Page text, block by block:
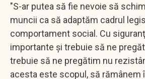
"S-ar putea să fie nevoie să
muncii ca să adaptăm cadrul
comportament social. Cu
importante şi trebuie să ne
trebuie să ne pregătim nu
acesta este scopul, să rămânem